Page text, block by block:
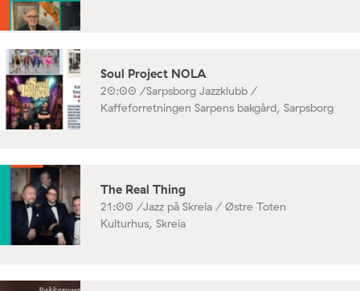
Soul Project NOLA
20:00 /Sarpsborg Jazzklubb /
Kaffeforretningen Sarpens bakgård, Sarpsborg
The Real Thing
21:00 /Jazz på Skreia / Østre Toten
Kulturhus, Skreia